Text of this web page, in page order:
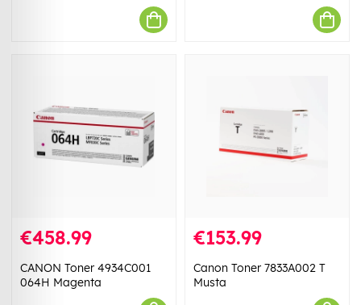
€458.99
CANON Toner 4934C001
064H Magenta
€153.99
Canon Toner 7833A002 T
Musta